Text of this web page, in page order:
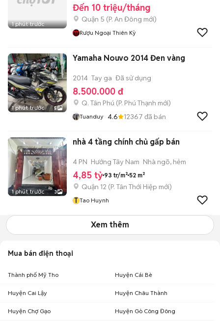
1 phút trước
Đến 10 triệu/tháng
Quận 5 (P. An Đông mới)
Rượu Ngoại Thiên Kỳ
1 phút trước 5
Yamaha Nouvo 2014 Đen vàng
2014 Tay ga Đã sử dụng
8.500.000 đ
Q. Tân Phú (P. Phú Thạnh mới)
Tuanduy 4.6 12367 đã bán
1 phút trước 3
nhà 4 tầng chính chủ gấp bán
4 PN Hướng Tây Nam Nhà ngõ, hẻm
4,85 tỷ 93 tr/m² 52 m²
Quận 12 (P. Tân Thới Hiệp mới)
T Tao Huynh
Xem thêm
Mua bán điện thoại
Thành phố Mỹ Tho Huyện Cái Bè
Huyện Cai Lậy Huyện Châu Thành
Huyện Chợ Gạo Huyện Gò Công Đông